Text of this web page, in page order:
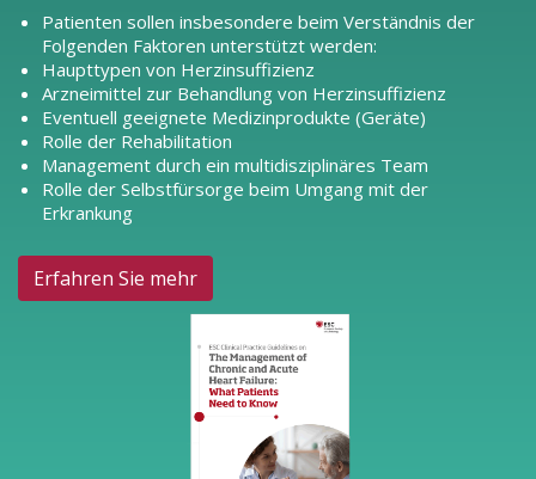
Patienten sollen insbesondere beim Verständnis der
Folgenden Faktoren unterstützt werden:
Haupttypen von Herzinsuffizienz
Arzneimittel zur Behandlung von Herzinsuffizienz
Eventuell geeignete Medizinprodukte (Geräte)
Rolle der Rehabilitation
Management durch ein multidisziplinäres Team
Rolle der Selbstfürsorge beim Umgang mit der
Erkrankung
Erfahren Sie mehr